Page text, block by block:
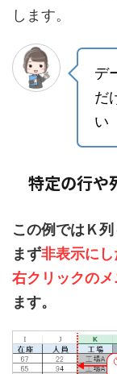
します。
デ
だ
い
特定の行や
この例ではＫ
まず非表示にし
右クリックの
ます。